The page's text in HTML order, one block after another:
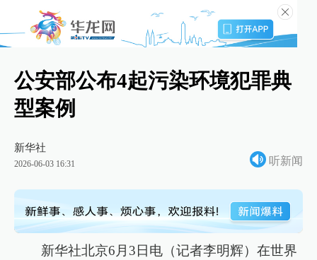
公安部公布4起污染环境犯罪典
型案例
新华社
2026-06-03 16:31 听新闻
新华社北京6月3日电（记者李明辉）在世界